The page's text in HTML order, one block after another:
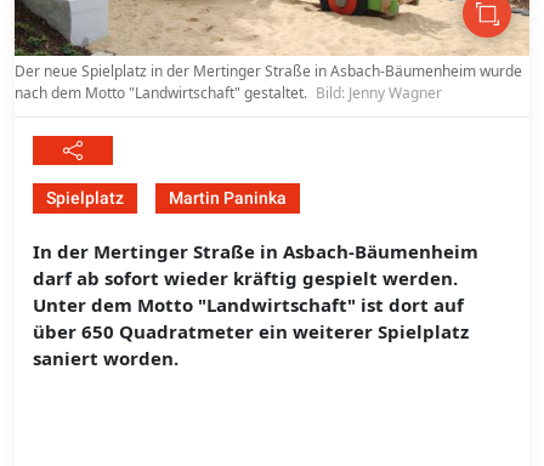
Der neue Spielplatz in der Mertinger Straße in Asbach-Bäumenheim wurde
nach dem Motto "Landwirtschaft" gestaltet. Bild: Jenny Wagner
Spielplatz Martin Paninka
In der Mertinger Straße in Asbach-Bäumenheim
darf ab sofort wieder kräftig gespielt werden.
Unter dem Motto "Landwirtschaft" ist dort auf
über 650 Quadratmeter ein weiterer Spielplatz
saniert worden.